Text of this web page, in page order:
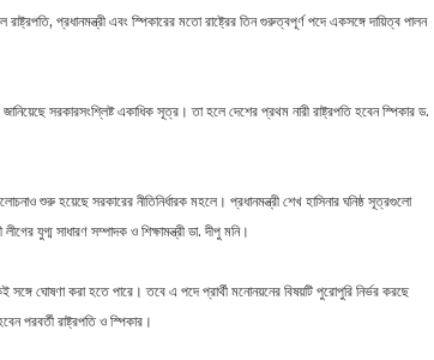
প্রধানমন্ত্রী এবং স্পিকারের মতো রাষ্ট্রের তিন গুরুত্বপূর্ণ পদে একসঙ্গে দায়িত্ব পালন
সরকারসংশ্লিষ্ট একাধিক সূত্র। তা হলে দেশের প্রথম নারী রাষ্ট্রপতি হবেন স্পিকার ড.
শুরু হয়েছে সরকারের নীতিনির্ধারক মহলে। প্রধানমন্ত্রী শেখ হাসিনার ঘনিষ্ঠ সূত্রগুলো
যুগ্ম সাধারণ সম্পাদক ও শিক্ষামন্ত্রী ডা. দীপু মনি।
ঘোষণা করা হতে পারে। তবে এ পদে প্রার্থী মনোনয়নের বিষয়টি পুরোপুরি নির্ভর করছে
পরবর্তী রাষ্ট্রপতি ও স্পিকার।